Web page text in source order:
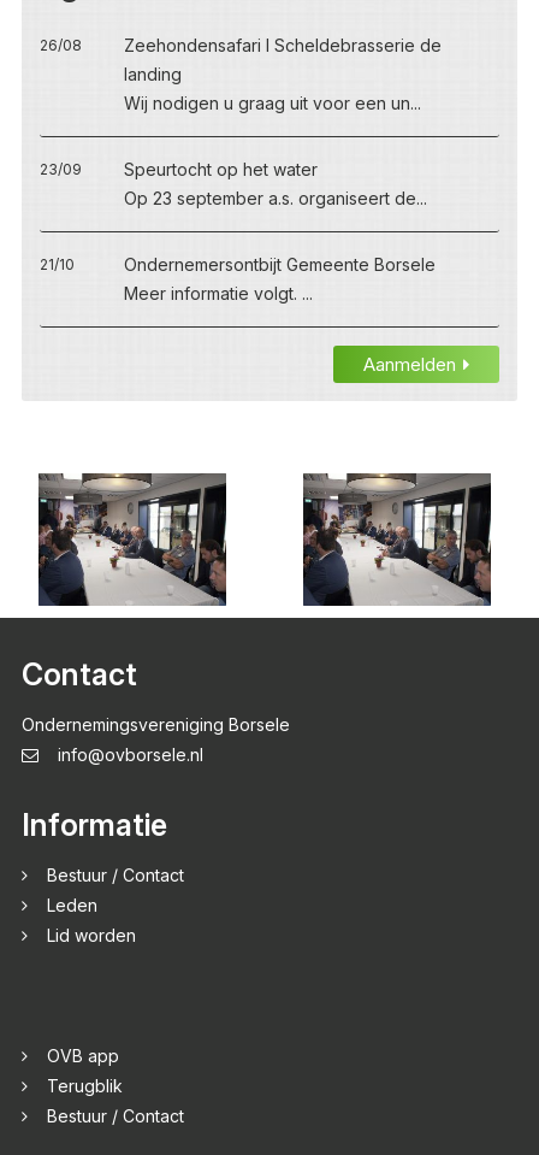
26/08
Zeehondensafari I Scheldebrasserie de
landing
Wij nodigen u graag uit voor een un...
23/09
Speurtocht op het water
Op 23 september a.s. organiseert de...
21/10
Ondernemersontbijt Gemeente Borsele
Meer informatie volgt. ...
Aanmelden
Contact
Ondernemingsvereniging Borsele
info@ovborsele.nl
Informatie
Bestuur / Contact
Leden
Lid worden
OVB app
Terugblik
Bestuur / Contact